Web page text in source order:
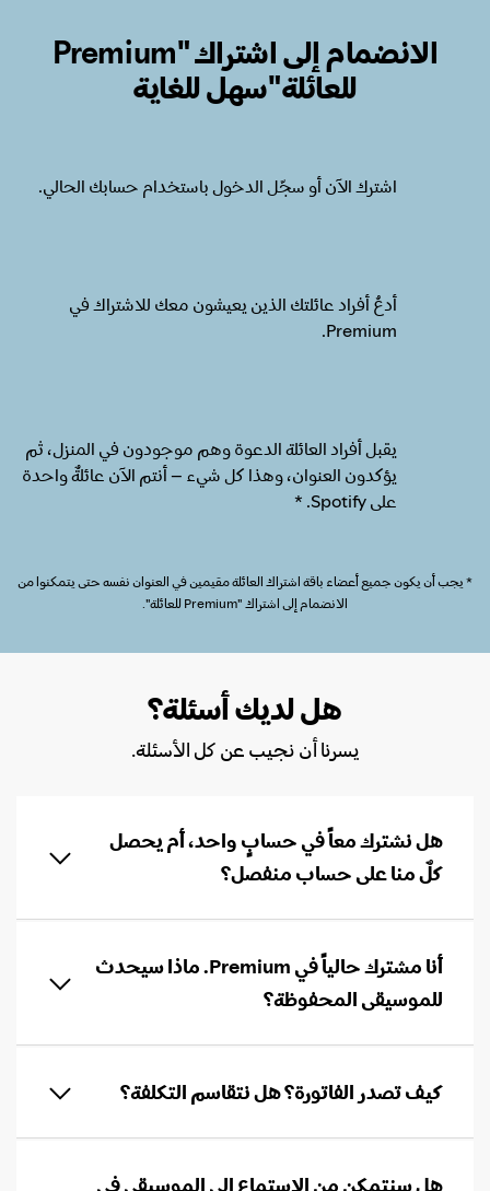
الانضمام إلى اشتراك "Premium
للعائلة"سهل للغاية
اشترك الآن أو سجّل الدخول باستخدام حسابك الحالي.
أدعُ أفراد عائلتك الذين يعيشون معك للاشتراك في
Premium.
يقبل أفراد العائلة الدعوة وهم موجودون في المنزل، ثم
يؤكدون العنوان، وهذا كل شيء – أنتم الآن عائلةٌ واحدة
على Spotify. *
* يجب أن يكون جميع أعضاء باقة اشتراك العائلة مقيمين في العنوان نفسه حتى يتمكنوا من
الانضمام إلى اشتراك "Premium للعائلة".
هل لديك أسئلة؟
يسرنا أن نجيب عن كل الأسئلة.
هل نشترك معاً في حسابٍ واحد، أم يحصل
كلٌ منا على حساب منفصل؟
أنا مشترك حالياً في Premium. ماذا سيحدث
للموسيقى المحفوظة؟
كيف تصدر الفاتورة؟ هل نتقاسم التكلفة؟
هل سنتمكن من الاستماع إلى الموسيقى في